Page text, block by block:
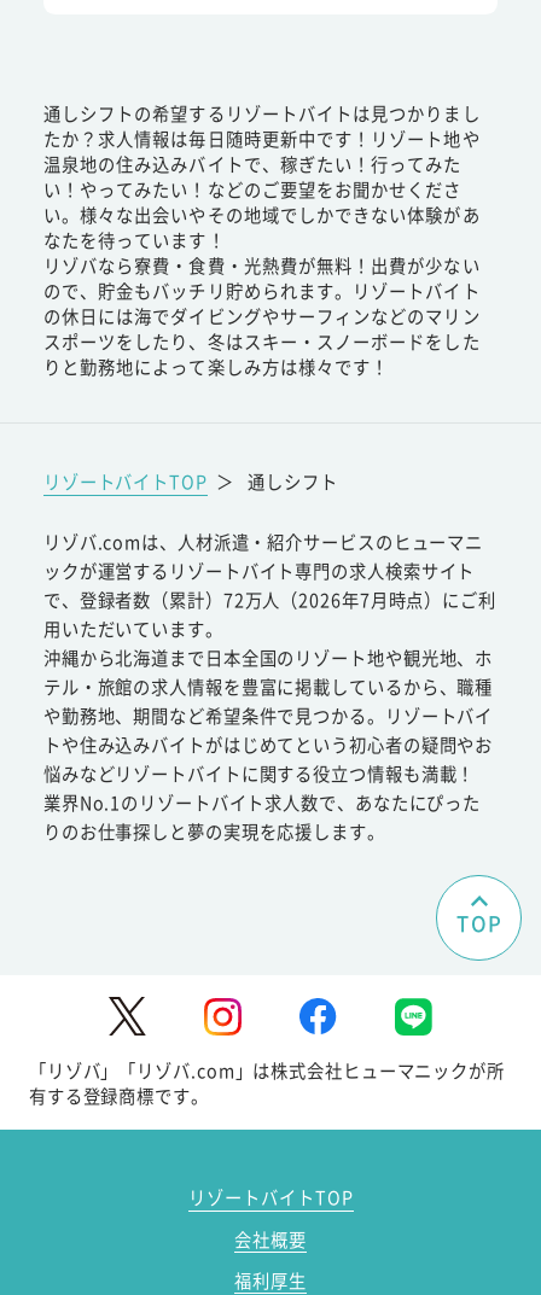
通しシフトの希望するリゾートバイトは見つかりまし
たか？求人情報は毎日随時更新中です！リゾート地や
温泉地の住み込みバイトで、稼ぎたい！行ってみた
い！やってみたい！などのご要望をお聞かせくださ
い。様々な出会いやその地域でしかできない体験があ
なたを待っています！
リゾバなら寮費・食費・光熱費が無料！出費が少ない
ので、貯金もバッチリ貯められます。リゾートバイト
の休日には海でダイビングやサーフィンなどのマリン
スポーツをしたり、冬はスキー・スノーボードをした
りと勤務地によって楽しみ方は様々です！
リゾートバイトTOP ＞ 通しシフト
リゾバ.comは、人材派遣・紹介サービスのヒューマニ
ックが運営するリゾートバイト専門の求人検索サイト
で、登録者数（累計）72万人（2026年7月時点）にご利
用いただいています。
沖縄から北海道まで日本全国のリゾート地や観光地、ホ
テル・旅館の求人情報を豊富に掲載しているから、職種
や勤務地、期間など希望条件で見つかる。リゾートバイ
トや住み込みバイトがはじめてという初心者の疑問やお
悩みなどリゾートバイトに関する役立つ情報も満載！
業界No.1のリゾートバイト求人数で、あなたにぴった
りのお仕事探しと夢の実現を応援します。
TOP
「リゾバ」「リゾバ.com」は株式会社ヒューマニックが所
有する登録商標です。
リゾートバイトTOP
会社概要
福利厚生